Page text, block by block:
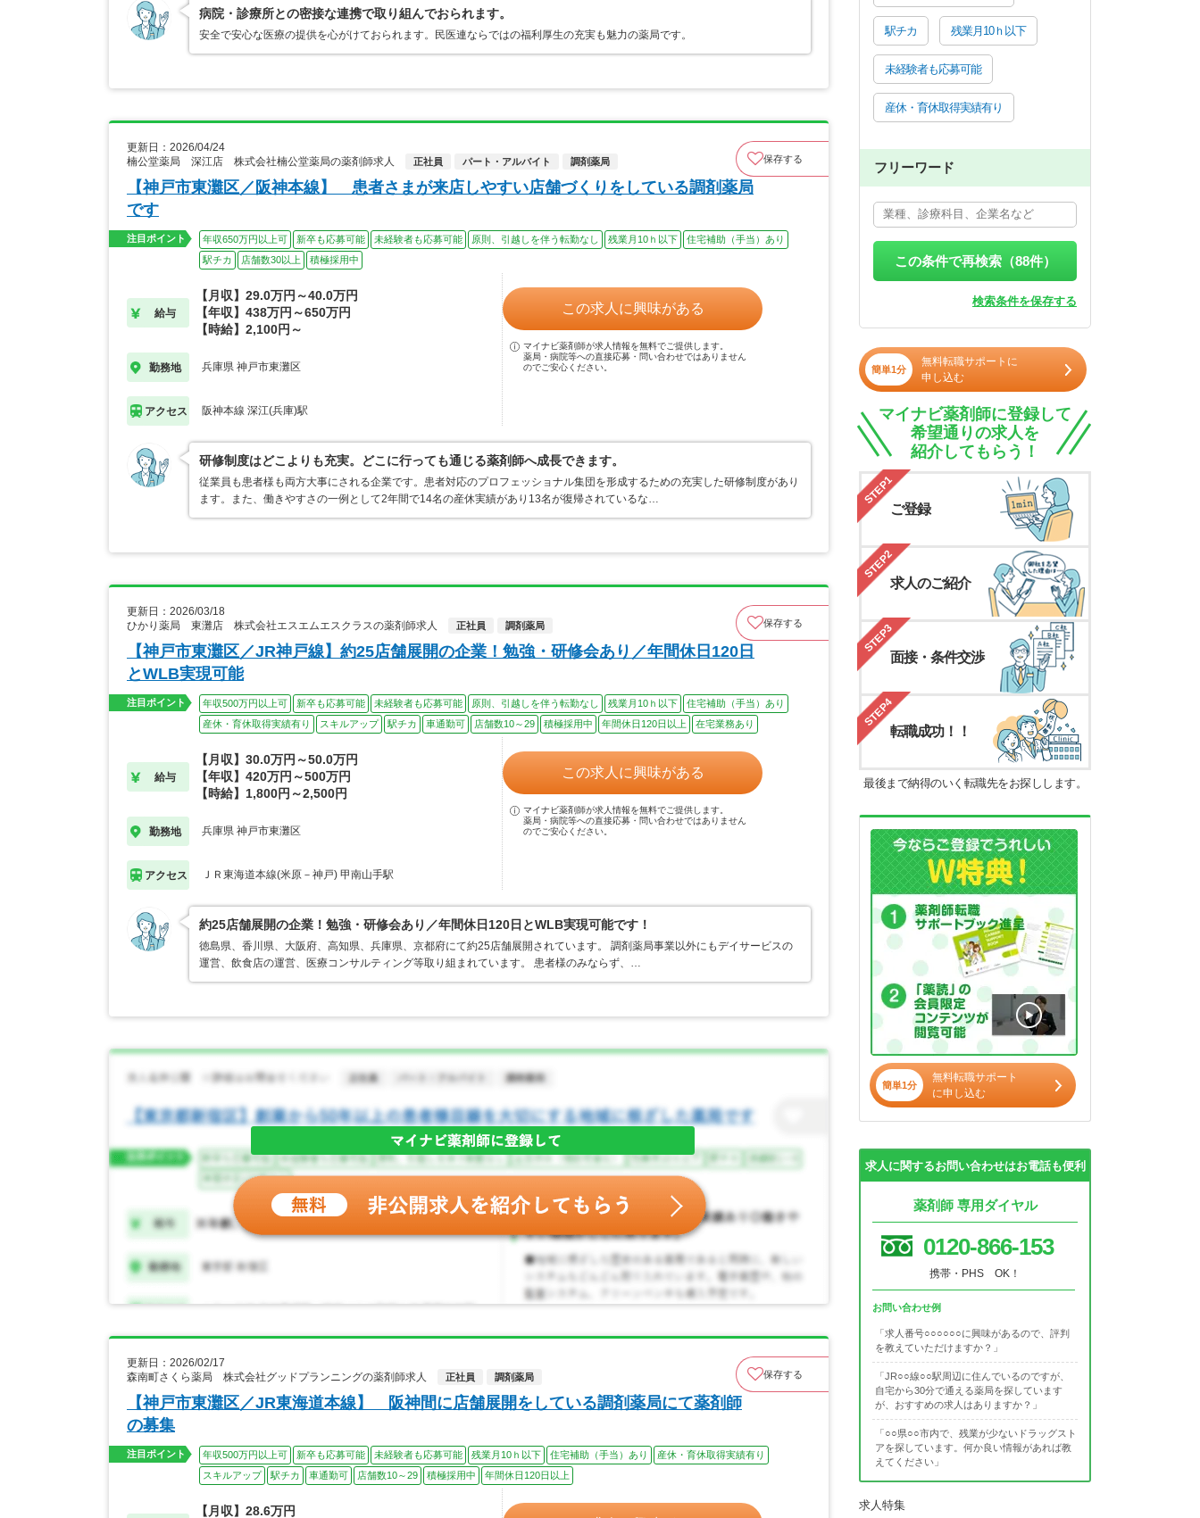
病院・診療所との密接な連携で取り組んでおられます。
安全で安心な医療の提供を心がけておられます。民医連ならではの福利厚生の充実も魅力の薬局です。
更新日：2026/04/24
楠公堂薬局 深江店 株式会社楠公堂薬局の薬剤師求人
正社員 パート・アルバイト 調剤薬局 保存する
【神戸市東灘区／阪神本線】 患者さまが来店しやすい店舗づくりをしている調剤薬局
です
注目ポイント 年収650万円以上可 新卒も応募可能 未経験者も応募可能 原則、引越しを伴う転勤なし 残業月10ｈ以下
住宅補助（手当）あり
駅チカ
店舗数30以上 積極採用中
給与
【月収】29.0万円～40.0万円
【年収】438万円～650万円
【時給】2,100円～
勤務地 兵庫県 神戸市東灘区
アクセス 阪神本線 深江(兵庫)駅
この求人に興味がある
マイナビ薬剤師が求人情報を無料でご提供します。
薬局・病院等への直接応募・問い合わせではありません
のでご安心ください。
研修制度はどこよりも充実。どこに行っても通じる薬剤師へ成長できます。
従業員も患者様も両方大事にされる企業です。患者対応のプロフェッショナル集団を形成するための充実した研修制度があり
ます。また、働きやすさの一例として2年間で14名の産休実績があり13名が復帰されているな…
更新日：2026/03/18
ひかり薬局 東灘店 株式会社エスエムエスクラスの薬剤師求人
正社員 調剤薬局 保存する
【神戸市東灘区／JR神戸線】約25店舗展開の企業！勉強・研修会あり／年間休日120日
とWLB実現可能
注目ポイント 年収500万円以上可 新卒も応募可能 未経験者も応募可能 原則、引越しを伴う転勤なし 残業月10ｈ以下
住宅補助（手当）あり
産休・育休取得実績有り
スキルアップ 駅チカ 車通勤可 店舗数10～29 積極採用中 年間休日120日以上 在宅業務あり
給与
【月収】30.0万円～50.0万円
【年収】420万円～500万円
【時給】1,800円～2,500円
勤務地 兵庫県 神戸市東灘区
アクセス ＪＲ東海道本線(米原－神戸) 甲南山手駅
この求人に興味がある
マイナビ薬剤師が求人情報を無料でご提供します。
薬局・病院等への直接応募・問い合わせではありません
のでご安心ください。
約25店舗展開の企業！勉強・研修会あり／年間休日120日とWLB実現可能です！
徳島県、香川県、大阪府、高知県、兵庫県、京都府にて約25店舗展開されています。 調剤薬局事業以外にもデイサービスの
運営、飲食店の運営、医療コンサルティング等取り組まれています。 患者様のみならず、…
更新日：2026/02/17
森南町さくら薬局 株式会社グッドプランニングの薬剤師求人
正社員 調剤薬局 保存する
【神戸市東灘区／JR東海道本線】 阪神間に店舗展開をしている調剤薬局にて薬剤師
の募集
注目ポイント 年収500万円以上可 新卒も応募可能 未経験者も応募可能 残業月10ｈ以下 住宅補助（手当）あり
産休・育休取得実績有り
スキルアップ
駅チカ 車通勤可 店舗数10～29 積極採用中 年間休日120日以上
【月収】28.6万円
駅チカ 残業月10ｈ以下
未経験者も応募可能
産休・育休取得実績有り
フリーワード
この条件で再検索（88件）
検索条件を保存する
簡単1分
無料転職サポートに
申し込む
マイナビ薬剤師に登録して
希望通りの求人を
紹介してもらう！
STEP1
ご登録
STEP2
求人のご紹介
STEP3
面接・条件交渉
STEP4
転職成功！！
最後まで納得のいく転職先をお探しします。
簡単1分
無料転職サポート
に申し込む
求人に関するお問い合わせはお電話も便利
薬剤師 専用ダイヤル
0120-866-153
携帯・PHS OK！
お問い合わせ例
「求人番号○○○○○○に興味があるので、評判
を教えていただけますか？」
「JR○○線○○駅周辺に住んでいるのですが、
自宅から30分で通える薬局を探しています
が、おすすめの求人はありますか？」
「○○県○○市内で、残業が少ないドラッグスト
アを探しています。何か良い情報があれば教
えてください」
求人特集